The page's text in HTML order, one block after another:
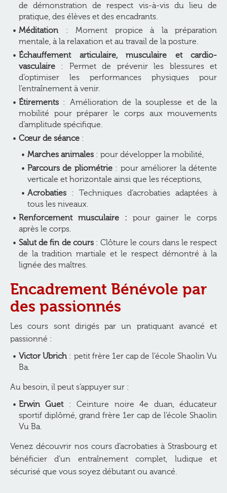
de démonstration de respect vis-à-vis du lieu de
pratique, des élèves et des encadrants.
Méditation : Moment propice à la préparation
mentale, à la relaxation et au travail de la posture.
Échauffement articulaire, musculaire et cardio-
vasculaire : Permet de prévenir les blessures et
d’optimiser les performances physiques pour
l’entraînement à venir.
Étirements : Amélioration de la souplesse et de la
mobilité pour préparer le corps aux mouvements
d’amplitude spécifique.
Cœur de séance :
Marches animales : pour développer la mobilité,
Parcours de pliométrie: pour améliorer la détente
verticale et horizontale ainsi que les réceptions,
Acrobaties : Techniques d’acrobaties adaptées à
tous les niveaux.
Renforcement musculaire : pour gainer le corps
après le corps.
Salut de fin de cours: Clôture le cours dans le respect
de la tradition martiale et le respect démontré à la
lignée des maîtres.
Encadrement Bénévole par
des passionnés
Les cours sont dirigés par un pratiquant avancé et
passionné :
Victor Ubrich : petit frère 1er cap de l’école Shaolin Vu
Ba.
Au besoin, il peut s’appuyer sur :
Erwin Guet: Ceinture noire 4e duan, éducateur
sportif diplômé, grand frère 1er cap de l’école Shaolin
Vu Ba.
Venez découvrir nos cours d’acrobaties à Strasbourg et
bénéficier d’un entraînement complet, ludique et
sécurisé que vous soyez débutant ou avancé.